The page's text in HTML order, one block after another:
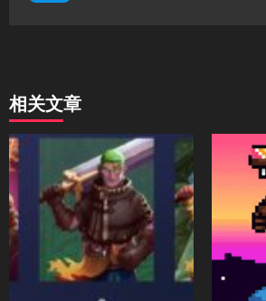
相关文章